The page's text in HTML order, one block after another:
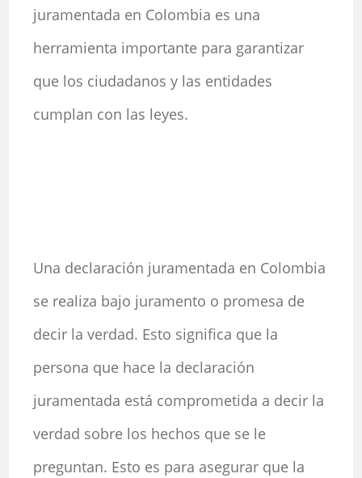
juramentada en Colombia es una
herramienta importante para garantizar
que los ciudadanos y las entidades
cumplan con las leyes.
Una declaración juramentada en Colombia
se realiza bajo juramento o promesa de
decir la verdad. Esto significa que la
persona que hace la declaración
juramentada está comprometida a decir la
verdad sobre los hechos que se le
preguntan. Esto es para asegurar que la